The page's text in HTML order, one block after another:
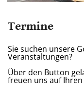
Termine
Sie suchen unsere
Veranstaltungen?
Über den Button
freuen uns auf Ihren